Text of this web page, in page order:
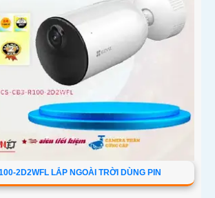
2D2WFL LẮP NGOÀI TRỜI DÙNG PIN